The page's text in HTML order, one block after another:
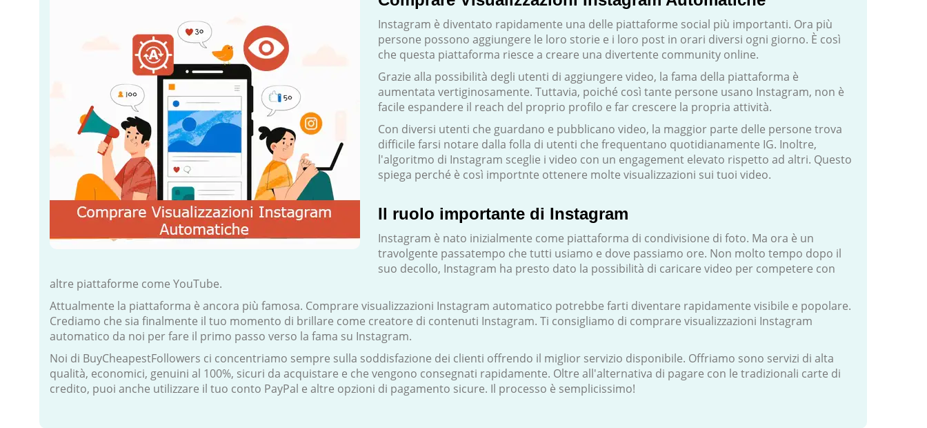
Instagram è diventato rapidamente una delle piattaforme social più importanti. Ora più
persone possono aggiungere le loro storie e i loro post in orari diversi ogni giorno. È così
che questa piattaforma riesce a creare una divertente community online.
Grazie alla possibilità degli utenti di aggiungere video, la fama della piattaforma è
aumentata vertiginosamente. Tuttavia, poiché così tante persone usano Instagram, non è
facile espandere il reach del proprio profilo e far crescere la propria attività.
Con diversi utenti che guardano e pubblicano video, la maggior parte delle persone trova
difficile farsi notare dalla folla di utenti che frequentano quotidianamente IG. Inoltre,
l'algoritmo di Instagram sceglie i video con un engagement elevato rispetto ad altri. Questo
spiega perché è così importnte ottenere molte visualizzazioni sui tuoi video.
Il ruolo importante di Instagram
Instagram è nato inizialmente come piattaforma di condivisione di foto. Ma ora è un
travolgente passatempo che tutti usiamo e dove passiamo ore. Non molto tempo dopo il
suo decollo, Instagram ha presto dato la possibilità di caricare video per competere con
altre piattaforme come YouTube.
Attualmente la piattaforma è ancora più famosa. Comprare visualizzazioni Instagram automatico potrebbe farti diventare rapidamente visibile e popolare.
Crediamo che sia finalmente il tuo momento di brillare come creatore di contenuti Instagram. Ti consigliamo di comprare visualizzazioni Instagram
automatico da noi per fare il primo passo verso la fama su Instagram.
Noi di BuyCheapestFollowers ci concentriamo sempre sulla soddisfazione dei clienti offrendo il miglior servizio disponibile. Offriamo sono servizi di alta
qualità, economici, genuini al 100%, sicuri da acquistare e che vengono consegnati rapidamente. Oltre all'alternativa di pagare con le tradizionali carte di
credito, puoi anche utilizzare il tuo conto PayPal e altre opzioni di pagamento sicure. Il processo è semplicissimo!